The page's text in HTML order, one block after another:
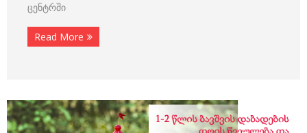
ცენტრში
Read More